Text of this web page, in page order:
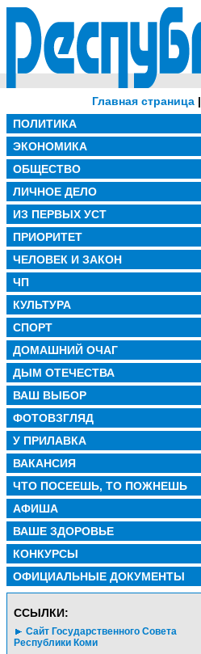
Главная страница|
ПОЛИТИКА
ЭКОНОМИКА
ОБЩЕСТВО
ЛИЧНОЕ ДЕЛО
ИЗ ПЕРВЫХ УСТ
ПРИОРИТЕТ
ЧЕЛОВЕК И ЗАКОН
ЧП
КУЛЬТУРА
СПОРТ
ДОМАШНИЙ ОЧАГ
ДЫМ ОТЕЧЕСТВА
ВАШ ВЫБОР
ФОТОВЗГЛЯД
У ПРИЛАВКА
ВАКАНСИЯ
ЧТО ПОСЕЕШЬ, ТО ПОЖНЕШЬ
АФИША
ВАШЕ ЗДОРОВЬЕ
КОНКУРСЫ
ОФИЦИАЛЬНЫЕ ДОКУМЕНТЫ
CСЫЛКИ:
Сайт Государственного Совета
Республики Коми